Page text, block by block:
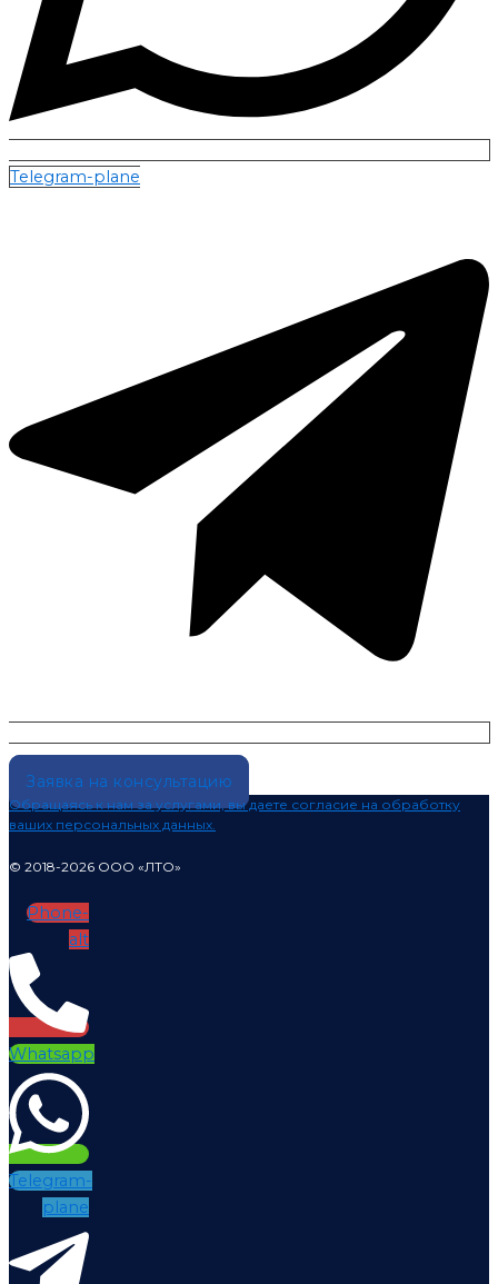
Telegram-plane
Заявка на консультацию
Обращаясь к нам за услугами, вы даете согласие на обработку
ваших персональных данных.
© 2018-2026 ООО «ЛТО»
Phone-
alt
Whatsapp
Telegram-
plane